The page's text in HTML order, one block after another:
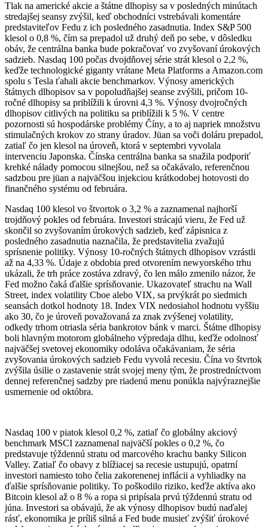
Tlak na americké akcie a štátne dlhopisy sa v posledných minútach
stredajšej seansy zvýšil, keď obchodníci vstrebávali komentáre
predstaviteľov Fedu z ich posledného zasadnutia. Index S&P 500
klesol o 0,8 %, čím sa prepadol už druhý deň po sebe, v dôsledku
obáv, že centrálna banka bude pokračovať vo zvyšovaní úrokových
sadzieb. Nasdaq 100 počas dvojdňovej série strát klesol o 2,2 %,
keďže technologické giganty vrátane Meta Platforms a Amazon.com
spolu s Tesla ťahali akcie benchmarkov. Výnosy amerických
štátnych dlhopisov sa v popoludňajšej seanse zvýšili, pričom 10-
ročné dlhopisy sa priblížili k úrovni 4,3 %. Výnosy dvojročných
dlhopisov citlivých na politiku sa priblížili k 5 %. V centre
pozornosti sú hospodárske problémy Číny, a to aj napriek množstvu
stimulačných krokov zo strany úradov. Jüan sa voči doláru prepadol,
zatiaľ čo jen klesol na úroveň, ktorá v septembri vyvolala
intervenciu Japonska. Čínska centrálna banka sa snažila podporiť
krehké nálady pomocou silnejšou, než sa očakávalo, referenčnou
sadzbou pre jüan a najväčšou injekciou krátkodobej hotovosti do
finančného systému od februára.
Nasdaq 100 klesol vo štvortok o 3,2 % a zaznamenal najhorší
trojdňový pokles od februára. Investori strácajú vieru, že Fed už
skončil so zvyšovaním úrokových sadzieb, keď zápisnica z
posledného zasadnutia naznačila, že predstavitelia zvažujú
sprísnenie politiky. Výnosy 10-ročných štátnych dlhopisov vzrástli
až na 4,33 %. Údaje z obdobia pred otvorením newyorského trhu
ukázali, že trh práce zostáva zdravý, čo len málo zmenilo názor, že
Fed možno čaká ďalšie sprísňovanie. Ukazovateľ strachu na Wall
Street, index volatility Cboe alebo VIX, sa prvýkrát po siedmich
seansách dotkol hodnoty 18. Index VIX nedosiahol hodnotu vyššiu
ako 30, čo je úroveň považovaná za znak zvýšenej volatility,
odkedy trhom otriasla séria bankrotov bánk v marci. Štátne dlhopisy
boli hlavným motorom globálneho výpredaja dlhu, keďže odolnosť
najväčšej svetovej ekonomiky odoláva očakávaniam, že séria
zvyšovania úrokových sadzieb Fedu vyvolá recesiu. Čína vo štvrtok
zvýšila úsilie o zastavenie strát svojej meny tým, že prostredníctvom
dennej referenčnej sadzby pre riadenú menu ponúkla najvýraznejšie
usmernenie od októbra.
Nasdaq 100 v piatok klesol 0,2 %, zatiaľ čo globálny akciový
benchmark MSCI zaznamenal najväčší pokles o 0,2 %, čo
predstavuje týždennú stratu od marcového krachu banky Silicon
Valley. Zatiaľ čo obavy z blížiacej sa recesie ustupujú, opatrní
investori namiesto toho čelia zakorenenej inflácii a vyhliadky na
ďalšie sprísňovanie politiky. To poškodilo riziko, keďže aktíva ako
Bitcoin klesol až o 8 % a ropa si pripísala prvú týždennú stratu od
júna. Investori sa obávajú, že ak výnosy dlhopisov budú naďalej
rásť, ekonomika je príliš silná a Fed bude musieť zvýšiť úrokové